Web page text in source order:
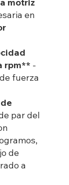
motriz
en
rpm** -
fuerza
par del
de
a